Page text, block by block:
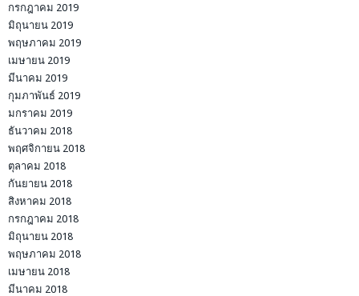
กรกฎาคม 2019
มิถุนายน 2019
พฤษภาคม 2019
เมษายน 2019
มีนาคม 2019
กุมภาพันธ์ 2019
มกราคม 2019
ธันวาคม 2018
พฤศจิกายน 2018
ตุลาคม 2018
กันยายน 2018
สิงหาคม 2018
กรกฎาคม 2018
มิถุนายน 2018
พฤษภาคม 2018
เมษายน 2018
มีนาคม 2018